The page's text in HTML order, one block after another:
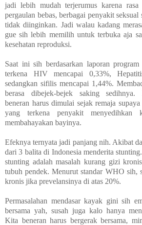
jadi lebih mudah terjerumus karena rasa
pergaulan bebas, berbagai penyakit
tidak diinginkan. Jadi walau kadang
gue sih lebih memilih untuk terbuka aja
kesehatan reproduksi.
Saat ini sih berdasarkan laporan
terkena HIV mencapai 0,33%,
sedangkan sifilis mencapai 1,44%.
berasa dibejek-bejek saking sedihnya.
beneran harus dimulai sejak remaja
yang terkena penyakit menyedihkan
membahayakan bayinya.
Efeknya ternyata jadi panjang nih. Akibat
dari 3 balita di Indonesia menderita stunting.
stunting adalah masalah kurang gizi
tubuh pendek. Menurut standar WHO sih,
kronis jika prevelansinya di atas 20%.
Permasalahan mendasar kayak gini sih
bersama yah, susah juga kalo hanya
Kita beneran harus bergerak bersama,